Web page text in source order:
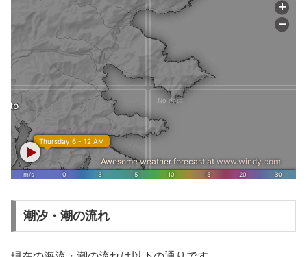
潮汐・潮の流れ